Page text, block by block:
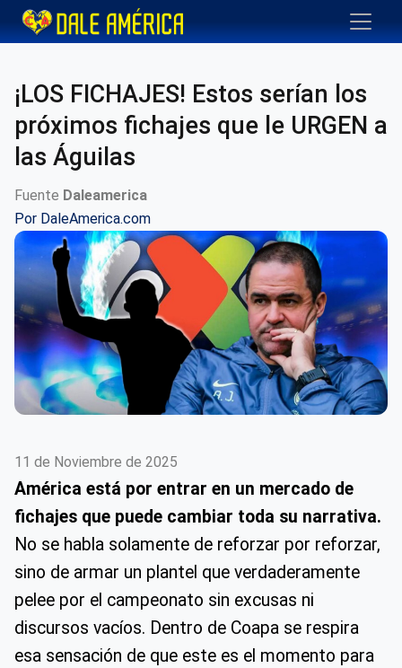
¡LOS FICHAJES! Estos serían los
próximos fichajes que le URGEN a
las Águilas
Fuente Daleamerica
Por DaleAmerica.com
11 de Noviembre de 2025
América está por entrar en un mercado de
fichajes que puede cambiar toda su narrativa.
No se habla solamente de reforzar por reforzar,
sino de armar un plantel que verdaderamente
pelee por el campeonato sin excusas ni
discursos vacíos. Dentro de Coapa se respira
esa sensación de que este es el momento para